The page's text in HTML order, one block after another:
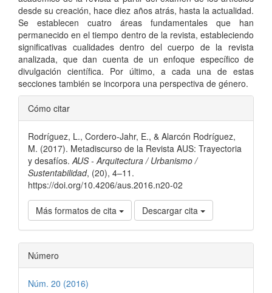
desde su creación, hace diez años atrás, hasta la actualidad.
Se establecen cuatro áreas fundamentales que han
permanecido en el tiempo dentro de la revista, estableciendo
significativas cualidades dentro del cuerpo de la revista
analizada, que dan cuenta de un enfoque específico de
divulgación científica. Por último, a cada una de estas
secciones también se incorpora una perspectiva de género.
Detalles
del
artículo
Cómo citar
Rodríguez, L., Cordero-Jahr, E., & Alarcón Rodríguez,
M. (2017). Metadiscurso de la Revista AUS: Trayectoria
y desafíos.AUS - Arquitectura / Urbanismo /
Sustentabilidad, (20), 4–11.
https://doi.org/10.4206/aus.2016.n20-02
Más formatos de cita Descargar cita
Número
Núm. 20 (2016)